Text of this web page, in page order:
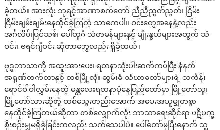
ခဲ့တယ်။ အားလုံး ဘုရင့်အာဏာစက်တော် ညီညီညွတ်ညွတ်၊ ငြိမ်း
ငြိမ်းချမ်းချမ်းနေထိုင်ခဲ့ကြတဲ့ သာဓကပါ။ ဝင်းတွေအနေနဲ့လည်း
အင်္ဂလိပ်၊ပြင်သစ်၊ ပေါ်တူဂီ သံတမန်များနှင့် မျိုးနွယ်များအတွက် သံ
ဝင်း၊ ဗရင်ဂျီဝင်း ဆိုတာတွေလည်း ရှိခဲ့တယ်။
ဗုဒ္ဓဘာသာကို အထူးအားပေး၊ ရတနာသုံးပါးဆက်ကပ်ပြီး နံနက်
အရုဏ်တက်တာနှင့် တစ်မြို့လုံး ဆွမ်းခံ သံဃာတော်များရဲ့ သင်္ကန်း
ရောင်ဝါဝါလွှမ်းနေတဲ့ မန္တလေးရတနာပုံနေပြည်တော်မှာ မြို့တော်သူ၊
မြို့တော်သားဆိုတဲ့ တစ်သွေးတည်းအောက် အပေးအယူမျှတစွာ
နေထိုင်ခဲ့ကြတယ်ဆိုတာ တစ်လျှောက်လုံး ဘာသာရေးဆိုင်ရာ ပဋိပက္ခ
စိုးစဉ်းမျှမရှိခဲ့ခြင်းကလည်း သက်သေပါပဲ။ ပေါ်တော်မူပြီးနောက် သူ့